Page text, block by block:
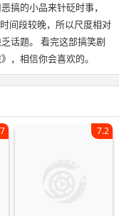
搞的小品来针砭时事，
间段较晚，所以尺度相对
话题。 看完这部搞笑剧
，相信你会喜欢的。
7.2